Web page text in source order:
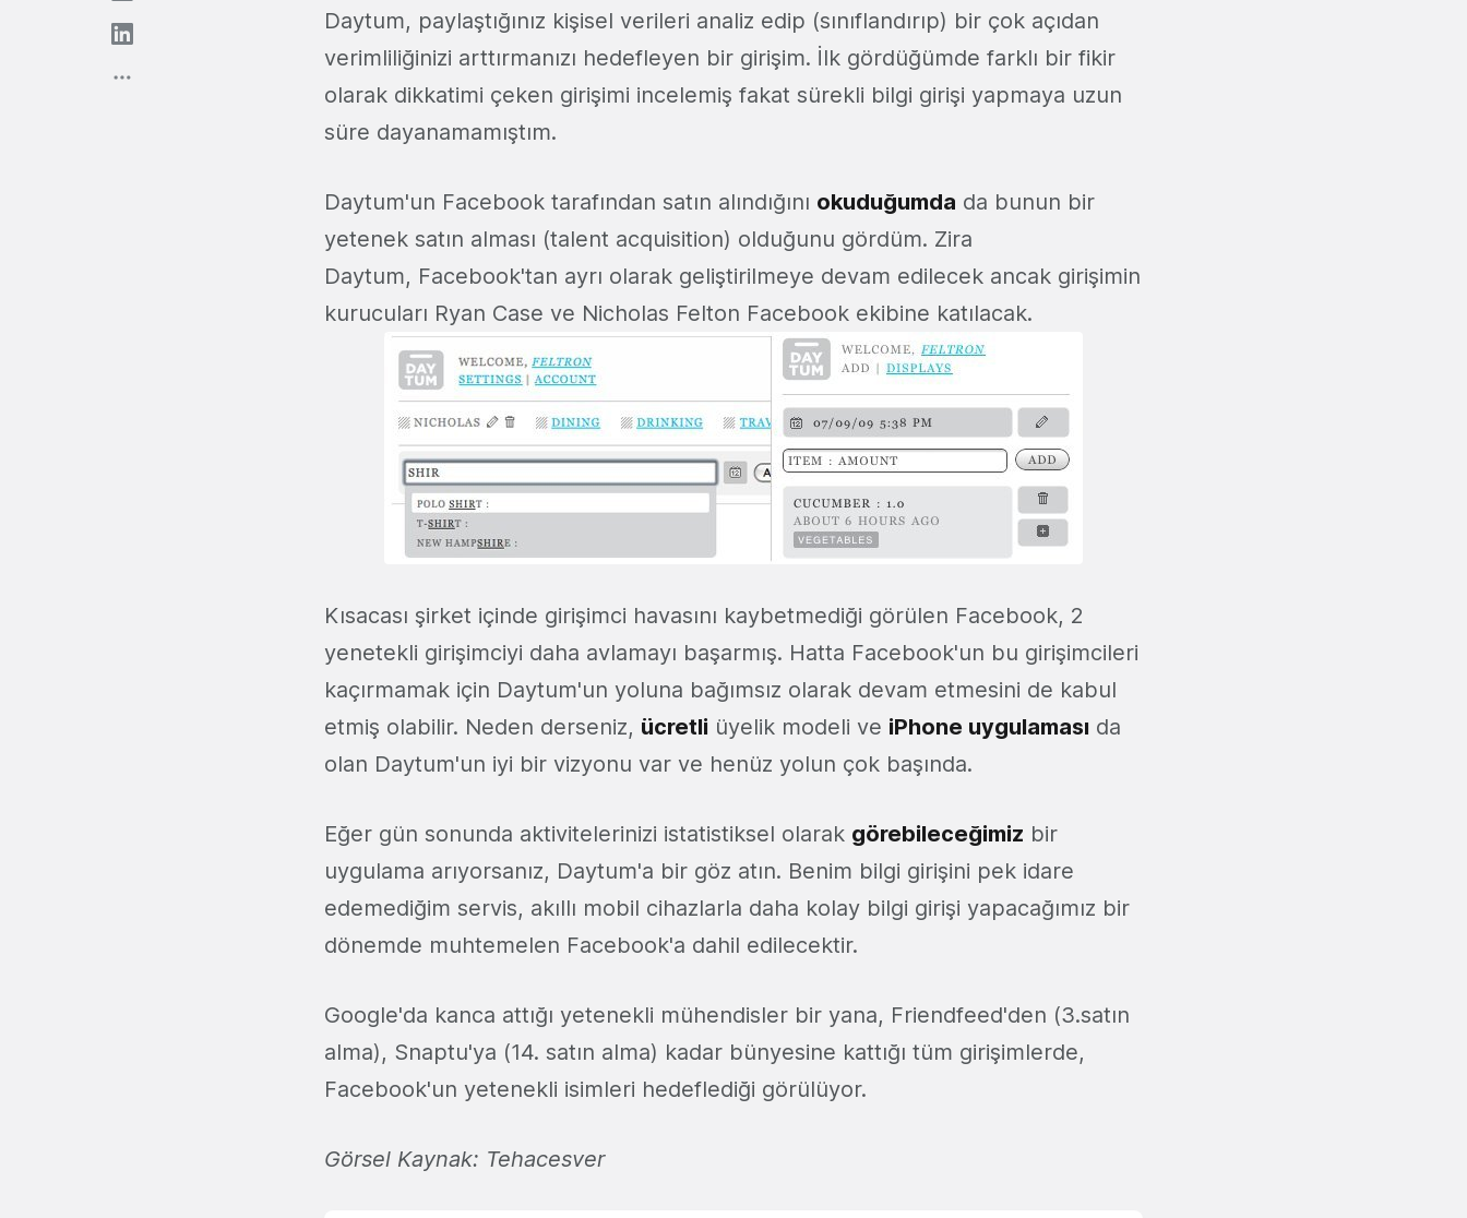
Daytum, paylaştığınız kişisel verileri analiz edip (sınıflandırıp) bir çok açıdan
verimliliğinizi arttırmanızı hedefleyen bir girişim. İlk gördüğümde farklı bir fikir
olarak dikkatimi çeken girişimi incelemiş fakat sürekli bilgi girişi yapmaya uzun
süre dayanamamıştım.
Daytum'un Facebook tarafından satın alındığını okuduğumda da bunun bir
yetenek satın alması (talent acquisition) olduğunu gördüm. Zira
Daytum, Facebook'tan ayrı olarak geliştirilmeye devam edilecek ancak girişimin
kurucuları Ryan Case ve Nicholas Felton Facebook ekibine katılacak.
Kısacası şirket içinde girişimci havasını kaybetmediği görülen Facebook, 2
yenetekli girişimciyi daha avlamayı başarmış. Hatta Facebook'un bu girişimcileri
kaçırmamak için Daytum'un yoluna bağımsız olarak devam etmesini de kabul
etmiş olabilir. Neden derseniz, ücretli üyelik modeli ve iPhone uygulaması da
olan Daytum'un iyi bir vizyonu var ve henüz yolun çok başında.
Eğer gün sonunda aktivitelerinizi istatistiksel olarak görebileceğimiz bir
uygulama arıyorsanız, Daytum'a bir göz atın. Benim bilgi girişini pek idare
edemediğim servis, akıllı mobil cihazlarla daha kolay bilgi girişi yapacağımız bir
dönemde muhtemelen Facebook'a dahil edilecektir.
Google'da kanca attığı yetenekli mühendisler bir yana, Friendfeed'den (3.satın
alma), Snaptu'ya (14. satın alma) kadar bünyesine kattığı tüm girişimlerde,
Facebook'un yetenekli isimleri hedeflediği görülüyor.
Görsel Kaynak: Tehacesver